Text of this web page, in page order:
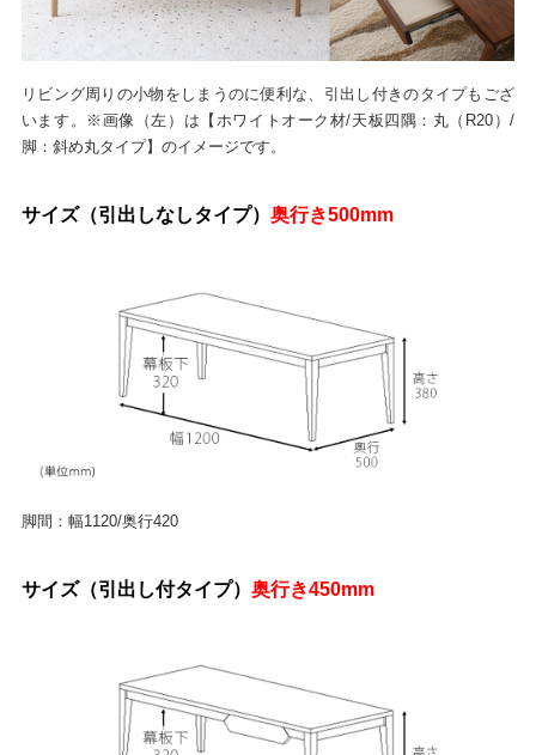
リビング周りの小物をしまうのに便利な、引出し付きのタイプもござ
います。※画像（左）は【ホワイトオーク材/天板四隅：丸（R20）/
脚：斜め丸タイプ】のイメージです。
サイズ（引出しなしタイプ） 奥行き500mm
脚間：幅1120/奥行420
サイズ（引出し付タイプ） 奥行き450mm